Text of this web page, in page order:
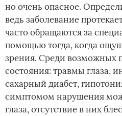
но очень опасное.
ведь заболевание
часто обращаются за
помощью тогда, когда
зрения. Среди возможных
состояния: травмы глаза,
сахарный диабет,
симптомом нарушения
глаза, отсутствие в них